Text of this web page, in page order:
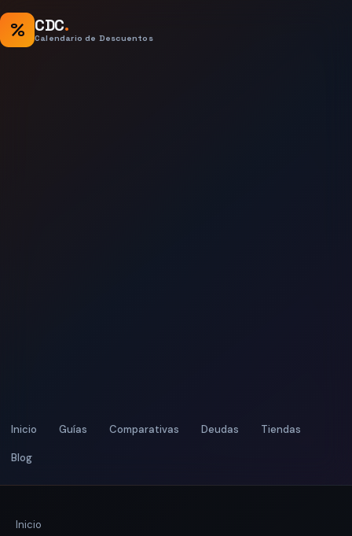
% CDC.
Calendario de Descuentos
Inicio Guías Comparativas Deudas Tiendas
Blog
Inicio